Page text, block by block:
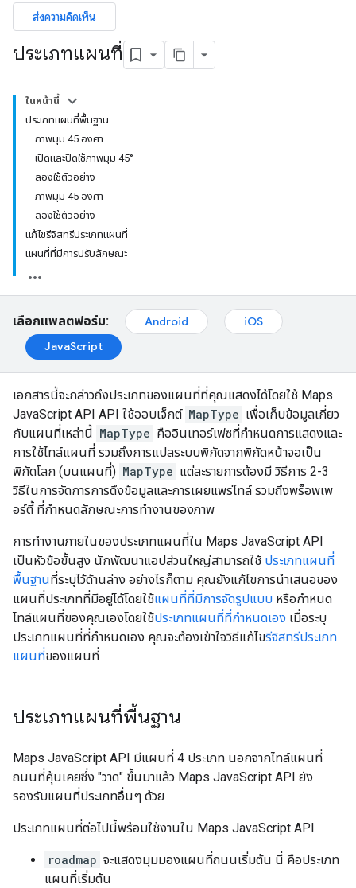
ส่งความคิดเห็น
ประเภทแผนที่
ในหน้านี้
ประเภทแผนที่พื้นฐาน
ภาพมุม 45 องศา
เปิดและปิดใช้ภาพมุม 45°
ลองใช้ตัวอย่าง
ภาพมุม 45 องศา
ลองใช้ตัวอย่าง
แก้ไขรีจิสทรีประเภทแผนที่
แผนที่ที่มีการปรับลักษณะ
เลือกแพลตฟอร์ม: Android
iOS
JavaScript
เอกสารนี้จะกล่าวถึงประเภทของแผนที่ที่คุณแสดงได้โดยใช้ Maps
JavaScript API API ใช้ออบเจ็กต์ MapType เพื่อเก็บข้อมูลเกี่ยว
กับแผนที่เหล่านี้ MapType คืออินเทอร์เฟซที่กำหนดการแสดงและ
การใช้ไทล์แผนที่ รวมถึงการแปลระบบพิกัดจากพิกัดหน้าจอเป็น
พิกัดโลก (บนแผนที่) MapType แต่ละรายการต้องมี วิธีการ 2-3
วิธีในการจัดการการดึงข้อมูลและการเผยแพร่ไทล์ รวมถึงพร็อพเพ
อร์ตี้ ที่กำหนดลักษณะการทำงานของภาพ
การทำงานภายในของประเภทแผนที่ใน Maps JavaScript API
เป็นหัวข้อขั้นสูง นักพัฒนาแอปส่วนใหญ่สามารถใช้ ประเภทแผนที่
พื้นฐานที่ระบุไว้ด้านล่าง อย่างไรก็ตาม คุณยังแก้ไขการนำเสนอของ
แผนที่ประเภทที่มีอยู่ได้โดยใช้แผนที่ที่มีการจัดรูปแบบ หรือกำหนด
ไทล์แผนที่ของคุณเองโดยใช้ประเภทแผนที่ที่กำหนดเอง เมื่อระบุ
ประเภทแผนที่ที่กำหนดเอง คุณจะต้องเข้าใจวิธีแก้ไขรีจิสทรีประเภท
แผนที่ของแผนที่
ประเภทแผนที่พื้นฐาน
Maps JavaScript API มีแผนที่ 4 ประเภท นอกจากไทล์แผนที่
ถนนที่คุ้นเคยซึ่ง "วาด" ขึ้นมาแล้ว Maps JavaScript API ยัง
รองรับแผนที่ประเภทอื่นๆ ด้วย
ประเภทแผนที่ต่อไปนี้พร้อมใช้งานใน Maps JavaScript API
roadmap จะแสดงมุมมองแผนที่ถนนเริ่มต้น นี่ คือประเภท
แผนที่เริ่มต้น